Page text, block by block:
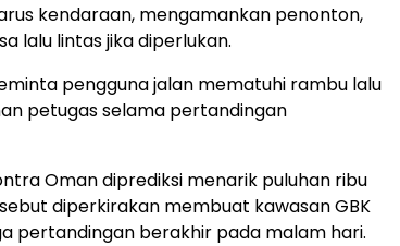
kendaraan, mengamankan penonton,
lalu lintas jika diperlukan.
pengguna jalan mematuhi rambu lalu
petugas selama pertandingan
Oman diprediksi menarik puluhan ribu
diperkirakan membuat kawasan GBK
pertandingan berakhir pada malam hari.